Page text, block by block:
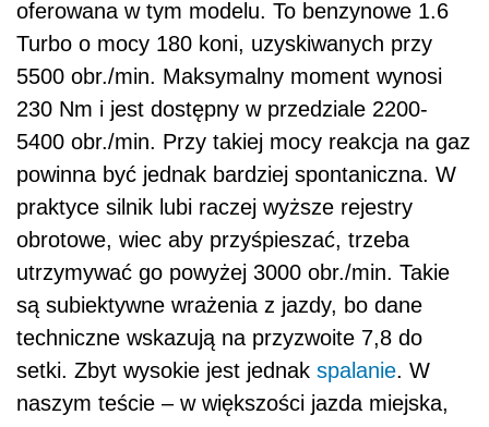
oferowana w tym modelu. To benzynowe 1.6
Turbo o mocy 180 koni, uzyskiwanych przy
5500 obr./min. Maksymalny moment wynosi
230 Nm i jest dostępny w przedziale 2200-
5400 obr./min. Przy takiej mocy reakcja na gaz
powinna być jednak bardziej spontaniczna. W
praktyce silnik lubi raczej wyższe rejestry
obrotowe, wiec aby przyśpieszać, trzeba
utrzymywać go powyżej 3000 obr./min. Takie
są subiektywne wrażenia z jazdy, bo dane
techniczne wskazują na przyzwoite 7,8 do
setki. Zbyt wysokie jest jednak spalanie. W
naszym teście – w większości jazda miejska,